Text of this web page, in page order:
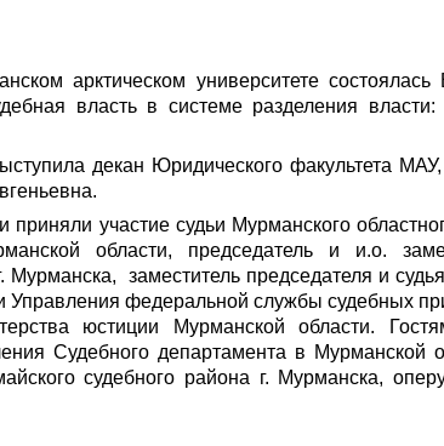
арктическом университете состоялась
власть в системе разделения
декан Юридического факультета
приняли участие судьи Мурманского
области, председатель и и.о.
Мурманска, заместитель председателя и
Управления федеральной службы судебных
юстиции Мурманской области.
Судебного департамента в Мурманской
судебного района г. Мурманска,